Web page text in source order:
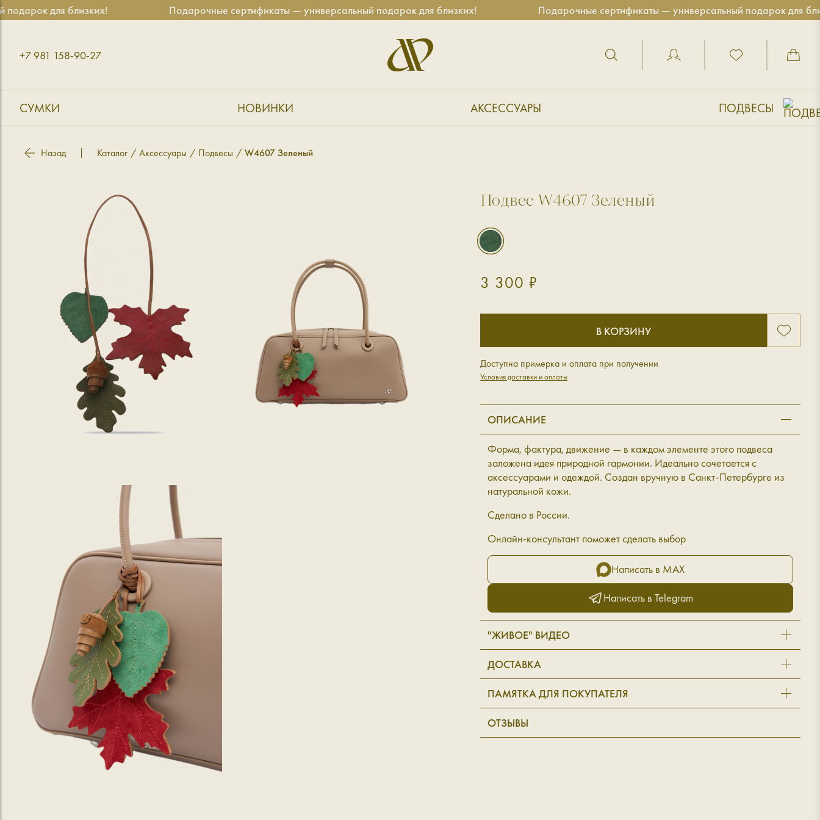
для близких! Подарочные сертификаты — универсальный подарок для близких! Подарочные сертификаты — универсальный подарок для
+7 981 158-90-27
СУМКИ НОВИНКИ АКСЕССУАРЫ ПОДВЕСЫ
Назад Каталог Аксессуары Подвесы W4607 Зеленый
Подвес W4607 Зеленый
3 300 ₽
В КОРЗИНУ
Доступна примерка и оплата при получении
Условия доставки и оплаты
ОПИСАНИЕ
Форма, фактура, движение — в каждом элементе этого подвеса
заложена идея природной гармонии. Идеально сочетается с
аксессуарами и одеждой. Создан вручную в Санкт-Петербурге из
натуральной кожи.
Сделано в России.
Онлайн-консультант поможет сделать выбор
Написать в MAX
Написать в Telegram
"ЖИВОЕ" ВИДЕО
ДОСТАВКА
ПАМЯТКА ДЛЯ ПОКУПАТЕЛЯ
ОТЗЫВЫ